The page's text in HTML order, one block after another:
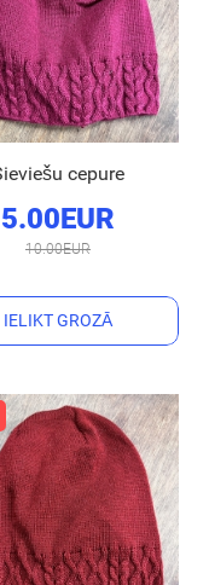
cepure
5.00EUR
10.00EUR
IELIKT GROZĀ